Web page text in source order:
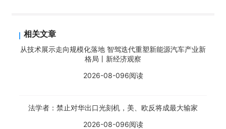
相关文章
从技术展示走向规模化落地 智驾迭代重塑新能源汽车产业新
格局丨新经济观察
2026-08-096阅读
法学者：禁止对华出口光刻机，美、欧反将成最大输家
2026-08-096阅读